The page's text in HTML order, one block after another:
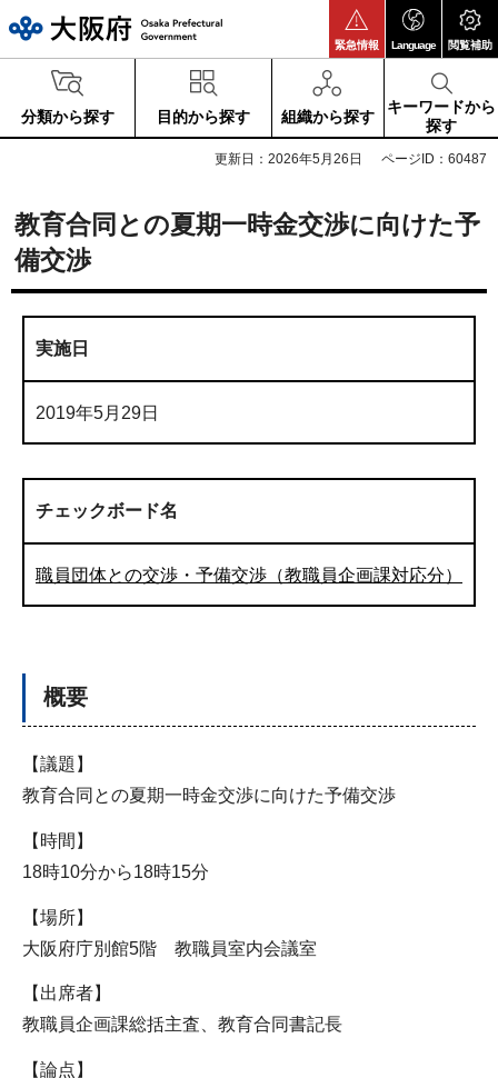
緊急情報 Language 閲覧補助
分類から探す 目的から探す 組織から探す
キーワードから
探す
更新日：2026年5月26日 ページID：60487
教育合同との夏期一時金交渉に向けた予
備交渉
実施日
2019年5月29日
チェックボード名
職員団体との交渉・予備交渉（教職員企画課対応分）
概要
【議題】
教育合同との夏期一時金交渉に向けた予備交渉
【時間】
18時10分から18時15分
【場所】
大阪府庁別館5階 教職員室内会議室
【出席者】
教職員企画課総括主査、教育合同書記長
【論点】